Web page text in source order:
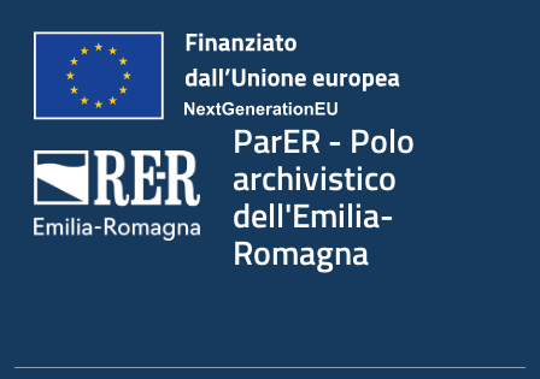
ParER - Polo
archivistico
dell'Emilia-
Romagna